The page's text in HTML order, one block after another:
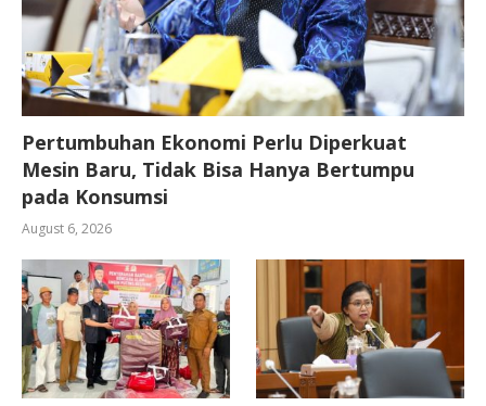
Pertumbuhan Ekonomi Perlu Diperkuat
Mesin Baru, Tidak Bisa Hanya Bertumpu
pada Konsumsi
August 6, 2026